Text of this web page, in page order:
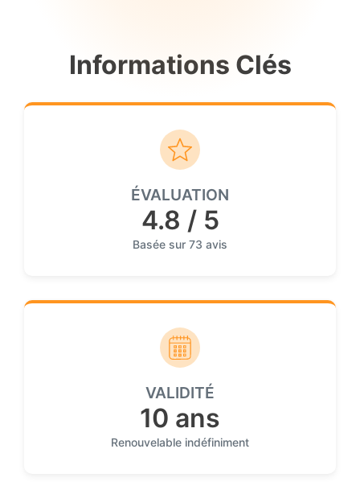
Informations Clés
ÉVALUATION
4.8 / 5
Basée sur 73 avis
VALIDITÉ
10 ans
Renouvelable indéfiniment